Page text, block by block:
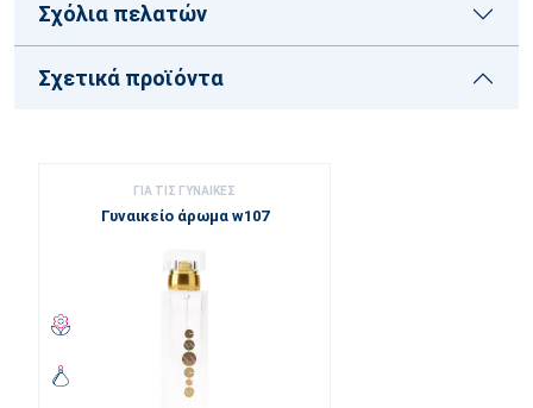
Σχόλια πελατών
Σχετικά προϊόντα
ΓΙΑ ΤΙΣ ΓΥΝΑΊΚΕΣ
Γυναικείο άρωμα w107